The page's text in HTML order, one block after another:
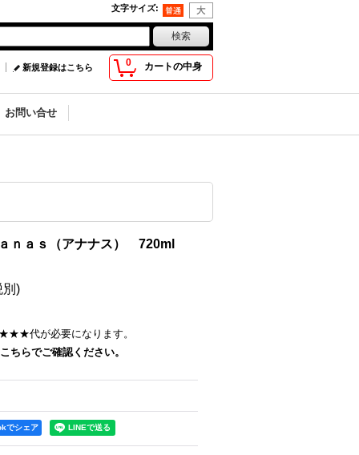
文字サイズ:
0 カートの中身
新規登録はこちら
お問い合せ
ｎａｓ（アナナス） 720ml
別)
★★★代が必要になります。
ちらでご確認ください。
でシェア